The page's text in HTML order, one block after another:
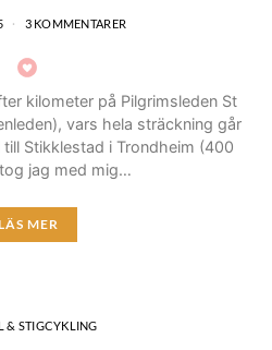
3 KOMMENTARER
kilometer på Pilgrimsleden St
vars hela sträckning går
till Stikklestad i Trondheim (400
jag med mig…
MER
& STIGCYKLING